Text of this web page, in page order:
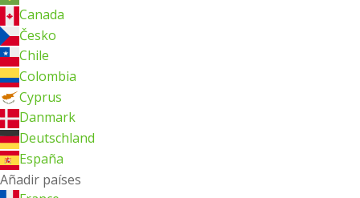
Canada
Česko
Chile
Colombia
Cyprus
Danmark
Deutschland
España
Añadir países